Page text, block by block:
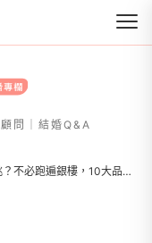
問｜結婚Q&A
5 萬婚戒怎麼挑？不必跑遍銀樓，10大品牌、聰明買法全攻略